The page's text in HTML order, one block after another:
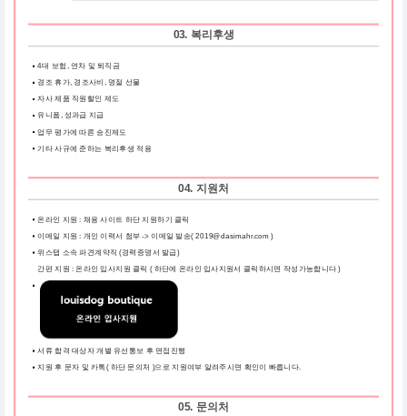
03. 복리후생
4대 보험, 연차 및 퇴직금
경조 휴가, 경조사비, 명절 선물
자사 제품 직원할인 제도
유니폼, 성과급 지급
업무 평가에 따른 승진제도
기타 사규에 준하는 복리후생 적용
04. 지원처
온라인 지원 : 채용 사이트 하단 지원하기 클릭
이메일 지원 : 개인 이력서 첨부 -> 이메일 발송( 2019@dasimahr.com )
위스탭 소속 파견계약직 (경력증명서 발급)
간편 지원 : 온라인 입사지원 클릭 ( 하단에 온라인 입사지원서 클릭하시면 작성가능합니다 )
서류 합격 대상자 개별 유선통보 후 면접진행
지원 후 문자 및 카톡( 하단 문의처 )으로 지원여부 알려주시면 확인이 빠릅니다.
05. 문의처